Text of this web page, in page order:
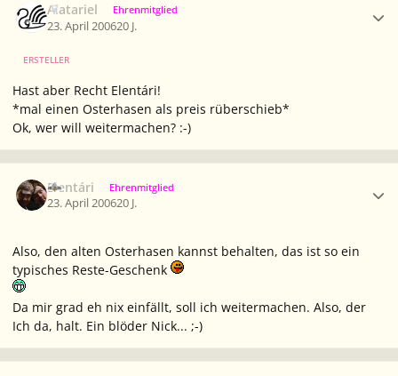
Alatariel Ehrenmitglied
23. April 200620 J.
ERSTELLER
Hast aber Recht Elentári!
*mal einen Osterhasen als preis rüberschieb*
Ok, wer will weitermachen? :-)
Elentári Ehrenmitglied
23. April 200620 J.
Also, den alten Osterhasen kannst behalten, das ist so ein
typisches Reste-Geschenk
Da mir grad eh nix einfällt, soll ich weitermachen. Also, der
Ich da, halt. Ein blöder Nick... ;-)